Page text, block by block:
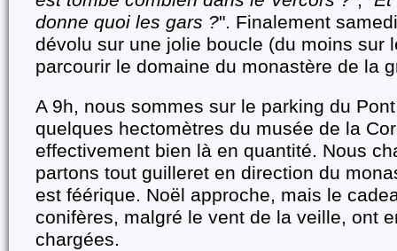
donne quoi les gars ?". Finalement
dévolu sur une jolie boucle (du moins sur
parcourir le domaine du monastère de la
A 9h, nous sommes sur le parking du
quelques hectomètres du musée de la
effectivement bien là en quantité. Nous
partons tout guilleret en direction du
est féérique. Noël approche, mais le
conifères, malgré le vent de la veille, ont
chargées.